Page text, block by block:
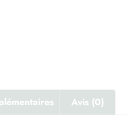
Avis (0)